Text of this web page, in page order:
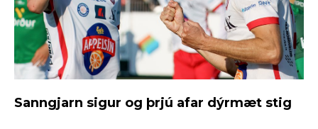
Sanngjarn sigur og þrjú afar dýrmæt stig